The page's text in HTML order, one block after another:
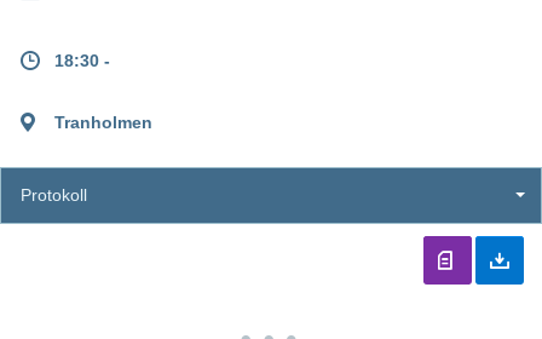
18:30 -
Tranholmen
Protokoll